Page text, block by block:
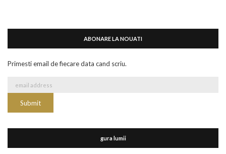
ABONARE LA NOUATI
Primesti email de fiecare data cand scriu.
gura lumii